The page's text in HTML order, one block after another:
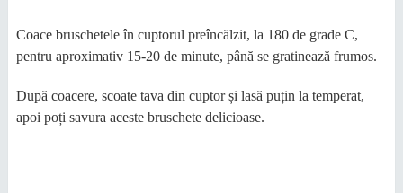
Coace bruschetele în cuptorul preîncălzit, la 180 de grade C,
pentru aproximativ 15-20 de minute, până se gratinează frumos.
După coacere, scoate tava din cuptor și lasă puțin la temperat,
apoi poți savura aceste bruschete delicioase.